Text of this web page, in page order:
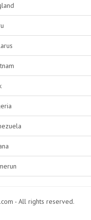
- All rights reserved.